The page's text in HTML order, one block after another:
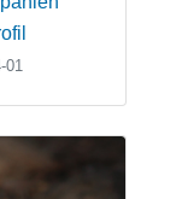
01